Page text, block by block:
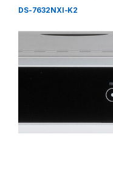
DS-7632NXI-K2